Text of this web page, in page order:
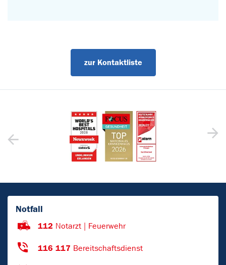
zur Kontaktliste
Notfall
112 Notarzt | Feuerwehr
116 117 Bereitschaftsdienst